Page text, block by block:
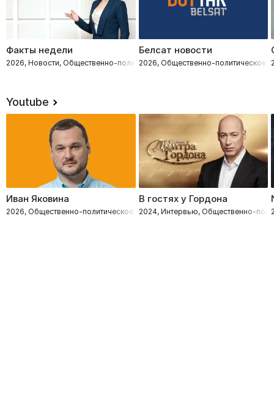
Факты недели
2026, Новости, Общественно-политическое
Белсат новости
2026, Общественно-политическое,
Youtube
Иван Яковина
2026, Общественно-политическое
В гостях у Гордона
2024, Интервью, Общественно-